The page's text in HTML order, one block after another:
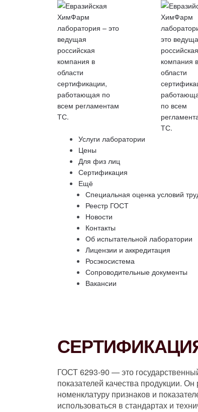
Услуги лаборатории
Цены
Для физ лиц
Сертификация
Ещё
Специальная оценка условий
Реестр ГОСТ
Новости
Контакты
Об испытательной лаборатории
Лицензии и аккредитация
Росэкосистема
Сопроводительные документы
Вакансии
ГОСТ 6293-90 — это
показателей качества продукции.
номенклатуру признаков и
использоваться в стандартах и